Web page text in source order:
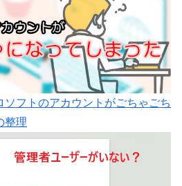
フトのアカウントがごちゃごち
整理